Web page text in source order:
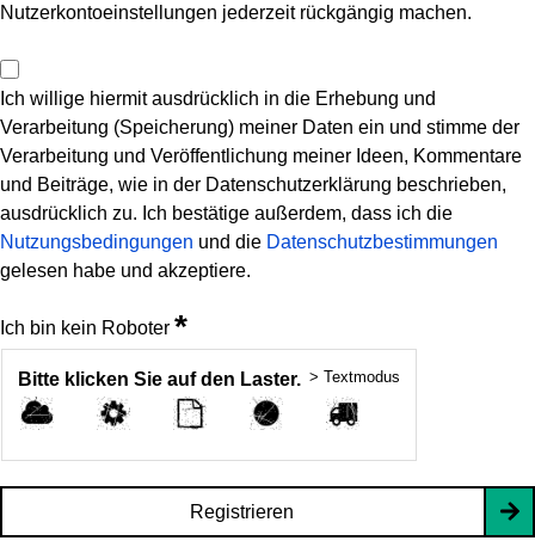
Nutzerkontoeinstellungen jederzeit rückgängig machen.
Ich willige hiermit ausdrücklich in die Erhebung und
Verarbeitung (Speicherung) meiner Daten ein und stimme der
Verarbeitung und Veröffentlichung meiner Ideen, Kommentare
und Beiträge, wie in der Datenschutzerklärung beschrieben,
ausdrücklich zu. Ich bestätige außerdem, dass ich die
Nutzungsbedingungen und die Datenschutzbestimmungen
gelesen habe und akzeptiere.
Ich bin kein Roboter *
Bitte klicken Sie auf den Laster. > Textmodus
Registrieren